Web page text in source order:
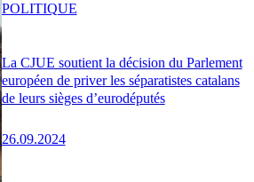
La CJUE soutient la décision du Parlement
européen de priver les séparatistes catalans
de leurs sièges d’eurodéputés
26.09.2024
POLITIQUE